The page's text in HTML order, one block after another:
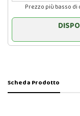
Prezzo più basso
Scheda Prodotto